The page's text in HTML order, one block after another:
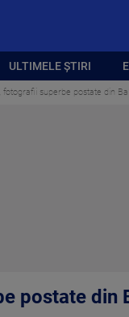
ULTIMELE ȘTIRI
fotografii superbe postate din
postate din